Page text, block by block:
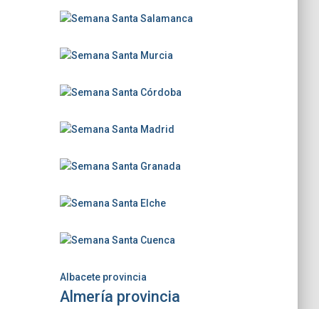
Albacete provincia
Almería provincia